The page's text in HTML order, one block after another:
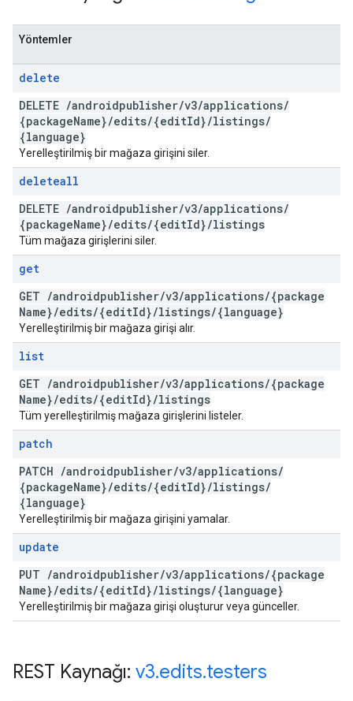
Yöntemler
delete
DELETE /androidpublisher/v3/applications/
{packageName}/edits/{editId}/listings/
{language}
Yerelleştirilmiş bir mağaza girişini siler.
deleteall
DELETE /androidpublisher/v3/applications/
{packageName}/edits/{editId}/listings
Tüm mağaza girişlerini siler.
get
GET /androidpublisher/v3/applications/{package
Name}/edits/{editId}/listings/{language}
Yerelleştirilmiş bir mağaza girişi alır.
list
GET /androidpublisher/v3/applications/{package
Name}/edits/{editId}/listings
Tüm yerelleştirilmiş mağaza girişlerini listeler.
patch
PATCH /androidpublisher/v3/applications/
{packageName}/edits/{editId}/listings/
{language}
Yerelleştirilmiş bir mağaza girişini yamalar.
update
PUT /androidpublisher/v3/applications/{package
Name}/edits/{editId}/listings/{language}
Yerelleştirilmiş bir mağaza girişi oluşturur veya günceller.
REST Kaynağı: v3.edits.testers